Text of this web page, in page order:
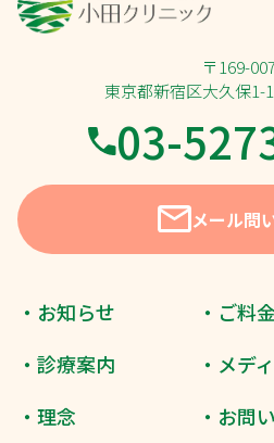
〒169-
東京都新宿区大久保1-
03-
メール問
・お知らせ
・ご料
・診療案内
・メデ
・理念
・お問